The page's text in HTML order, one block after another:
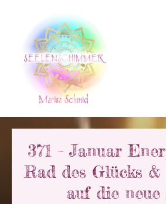
371 – Januar
Rad des Glücks &
auf die